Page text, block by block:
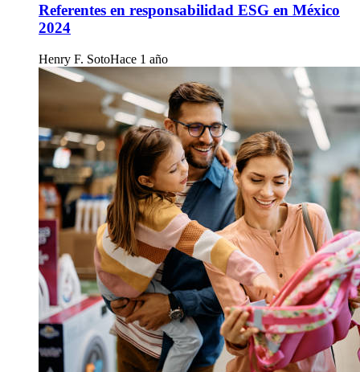
Referentes en responsabilidad ESG en México
2024
Henry F. SotoHace 1 año